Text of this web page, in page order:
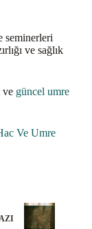
seminerleri
ve sağlık
ve güncel umre
Ve Umre